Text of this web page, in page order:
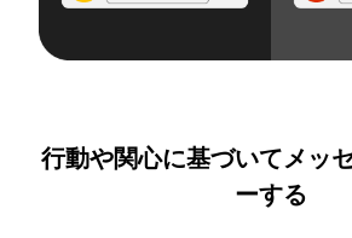
行動や関心に基づいてメッ
ーする